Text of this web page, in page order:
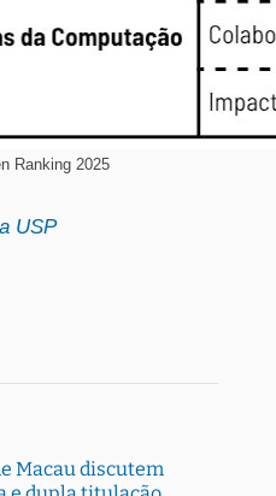
Ranking 2025
USP
Macau discutem